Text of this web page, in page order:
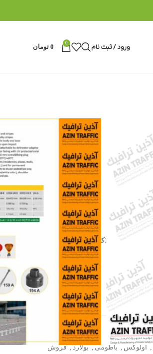
ورود / ثبت نام 0
0 تومان
, اولوکس , باطومی, بولارد, فروش